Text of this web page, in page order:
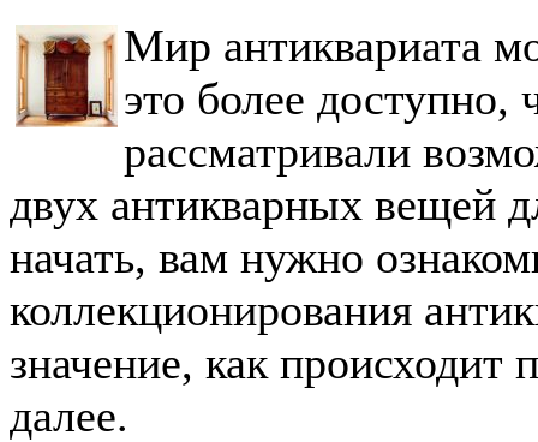
Мир антиквариата
это более
рассматривали
двух антикварных вещей
начать, вам нужно
коллекционирования
значение, как происходит
далее.